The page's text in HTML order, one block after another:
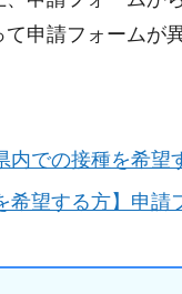
申請フォームが
内での接種を希
希望する方】申請